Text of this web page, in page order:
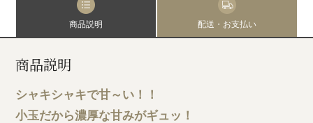
商品説明 配送・お支払い
商品説明
シャキシャキで甘～い！！
小玉だから濃厚な甘みがギュッ！